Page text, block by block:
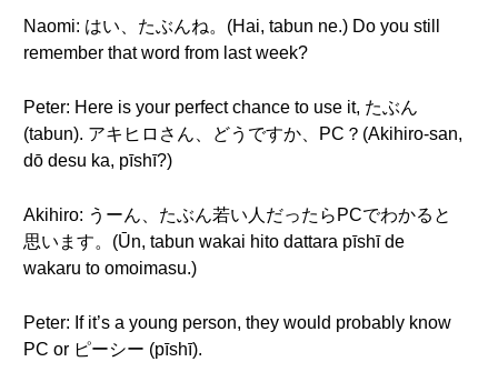
Naomi: はい、たぶんね。(Hai, tabun ne.) Do you still
remember that word from last week?
Peter: Here is your perfect chance to use it, たぶん
(tabun). アキヒロさん、どうですか、PC？(Akihiro-san,
dō desu ka, pīshī?)
Akihiro: うーん、たぶん若い人だったらPCでわかると
思います。(Ūn, tabun wakai hito dattara pīshī de
wakaru to omoimasu.)
Peter: If it’s a young person, they would probably know
PC or ピーシー (pīshī).